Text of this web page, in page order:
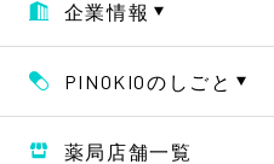
企業情報
PINOKIOのしごと
薬局店舗一覧